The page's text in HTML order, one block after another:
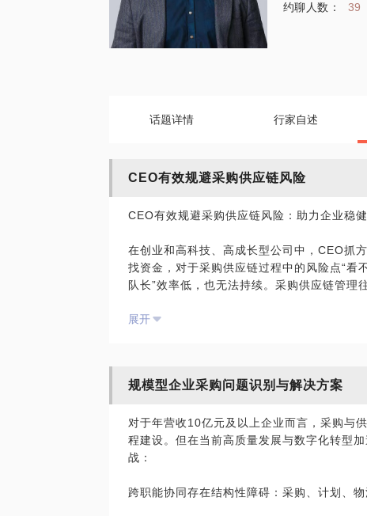
约聊人数：
39
话题详情 行家自述
CEO有效规避采购供应链风险
CEO有效规避采购供应链风险：助力企业稳
在创业和高科技、高成长型公司中，CEO抓
找资金，对于采购供应链过程中的风险点“
队长”效率低，也无法持续。采购供应链管理
升供应链能力，是每位CEO必须解决的重要课
1、采购风险管理：识别和管理潜在的采购风
3、能力提升：提高采购团队的业务能力和效
专业经验与服务
20年的职业生涯中，专注采购和供应链管理
展开
规模型企业采购问题识别与解决方案
对于年营收10亿元及以上企业而言，采购与
程建设。但在当前高质量发展与数字化转型
战：
跨职能协同存在结构性障碍：采购、计划、